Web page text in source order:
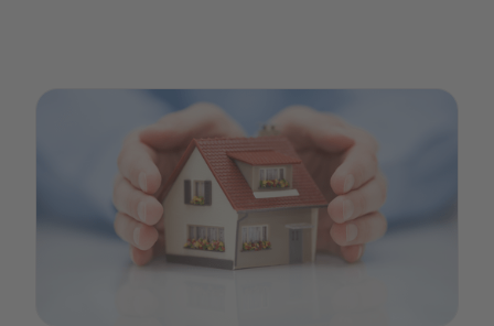
und E-Mobilität den Wert eines Stellplatzes oder einer
Garage verändern können.